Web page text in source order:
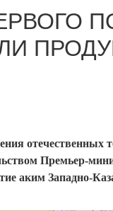
отечественных
Премьер-
аким Западно-